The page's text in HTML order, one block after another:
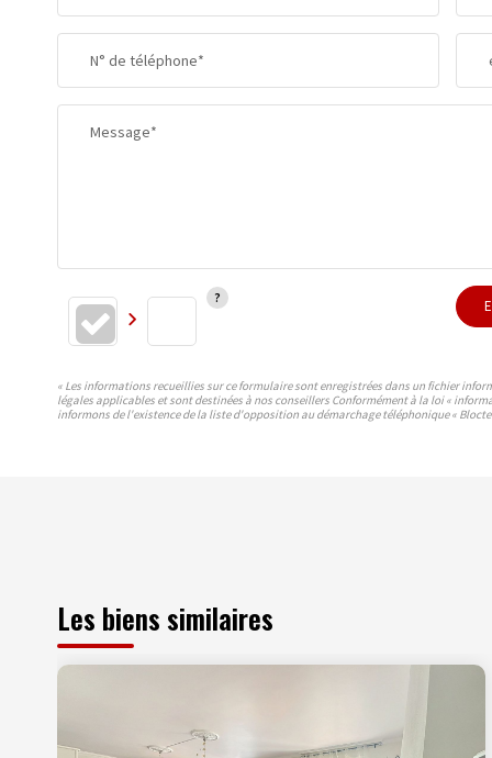
SUPERFICIE :
RESTAURANTS ET CAFÉS
N° de téléphone*
Message*
« Les informations recueillies sur ce formulaire sont enregistrées dans un fichier
légales applicables et sont destinées à nos conseillers Conformément à la loi «
informons de l'existence de la liste d'opposition au démarchage téléphonique «
Les biens similaires